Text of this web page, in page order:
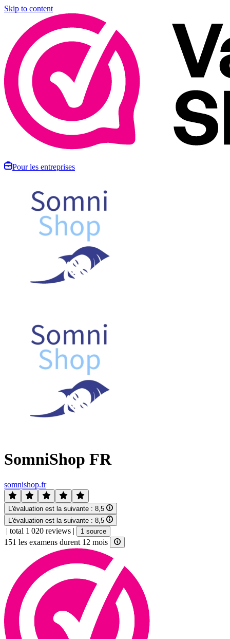
Skip to content
Pour les entreprises
SomniShop FR
somnishop.fr
L'évaluation est la suivante : 8,5
L'évaluation est la suivante : 8,5
| total 1 020 reviews | 1 source
151 les examens durent 12 mois